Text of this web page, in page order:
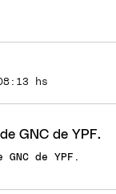
hs
de YPF.